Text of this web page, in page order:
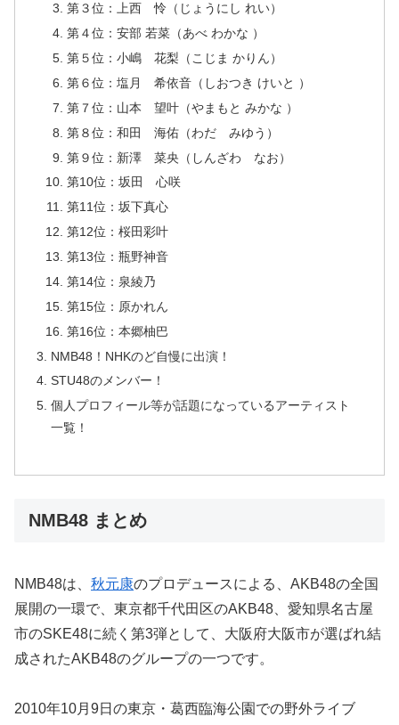
第３位：上西 怜（じょうにし れい）
第４位：安部 若菜（あべ わかな ）
第５位：小嶋 花梨（こじま かりん）
第６位：塩月 希依音（しおつき けいと ）
第７位：山本 望叶（やまもと みかな ）
第８位：和田 海佑（わだ みゆう）
第９位：新澤 菜央（しんざわ なお）
第10位：坂田 心咲
第11位：坂下真心
第12位：桜田彩叶
第13位：瓶野神音
第14位：泉綾乃
第15位：原かれん
第16位：本郷柚巴
NMB48！NHKのど自慢に出演！
STU48のメンバー！
個人プロフィール等が話題になっているアーティスト
一覧！
NMB48 まとめ
NMB48は、 秋元康のプロデュースによる、AKB48の全国
展開の一環で、東京都千代田区のAKB48、愛知県名古屋
市のSKE48に続く第3弾として、大阪府大阪市が選ばれ結
成されたAKB48のグループの一つです。
2010年10月9日の東京・葛西臨海公園での野外ライブ